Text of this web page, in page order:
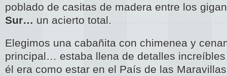
poblado de casitas de madera entre los
Sur… un acierto total.
Elegimos una cabañita con chimenea y
principal… estaba llena de detalles
él era como estar en el País de las